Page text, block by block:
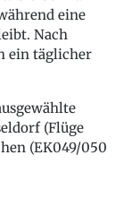
eine
Nach
ein täglicher
(Flüge
(EK049/050